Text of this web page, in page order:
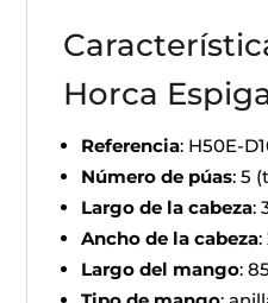
Horca
Referencia: H50E-
Número de púas: 5
Largo de la cabeza:
Ancho de la cabeza:
Largo del mango: